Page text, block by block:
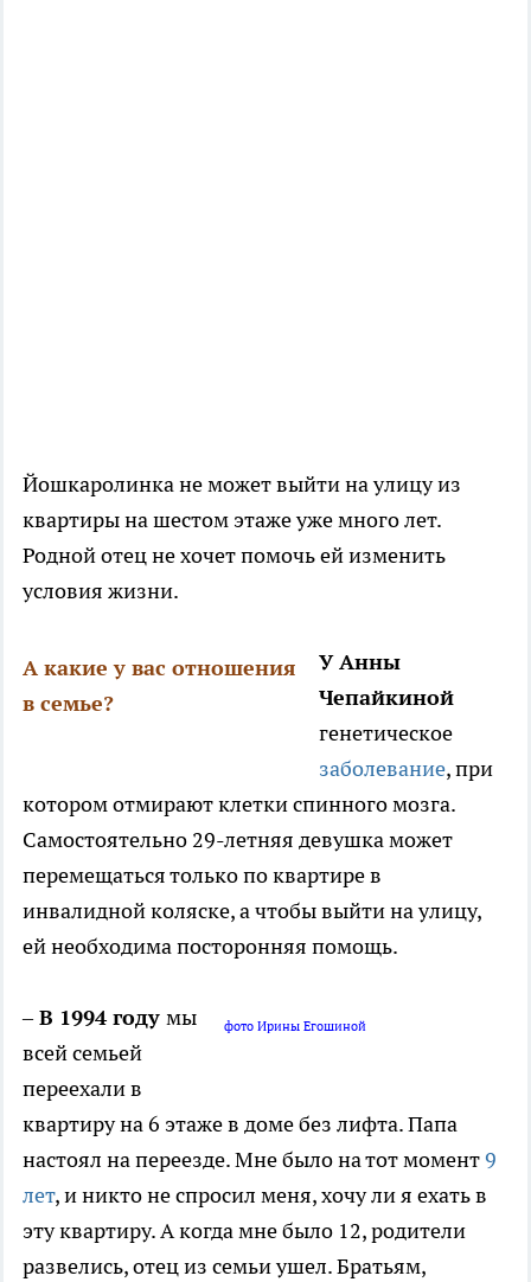
Йошкаролинка не может выйти на улицу из
квартиры на шестом этаже уже много лет.
Родной отец не хочет помочь ей изменить
условия жизни.
А какие у вас отношения
в семье?
У Анны
Чепайкиной
генетическое
заболевание, при
котором отмирают клетки спинного мозга.
Самостоятельно 29-летняя девушка может
перемещаться только по квартире в
инвалидной коляске, а чтобы выйти на улицу,
ей необходима посторонняя помощь.
фото Ирины Егошиной
–В 1994 году мы
всей семьей
переехали в
квартиру на 6 этаже в доме без лифта. Папа
настоял на переезде. Мне было на тот момент9
лет, и никто не спросил меня, хочу ли я ехать в
эту квартиру. А когда мне было 12, родители
развелись, отец из семьи ушел. Братьям,